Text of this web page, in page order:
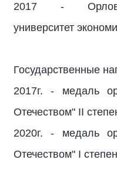
2017 -
университет
Государственные
2017г. - медаль
Отечеством" II
2020г. - медаль
Отечеством" I